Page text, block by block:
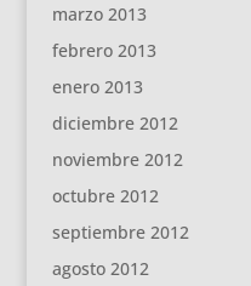
marzo 2013
febrero 2013
enero 2013
diciembre 2012
noviembre 2012
octubre 2012
septiembre 2012
agosto 2012